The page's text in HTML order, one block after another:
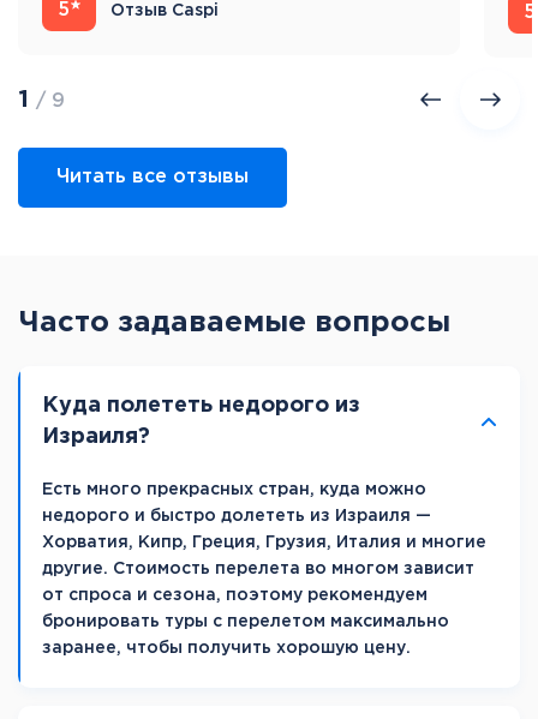
5 Отзыв Caspi 5
1 / 9
Читать все отзывы
Часто задаваемые вопросы
Куда полететь недорого из
Израиля?
Есть много прекрасных стран, куда можно
недорого и быстро долететь из Израиля —
Хорватия, Кипр, Греция, Грузия, Италия и многие
другие. Стоимость перелета во многом зависит
от спроса и сезона, поэтому рекомендуем
бронировать туры с перелетом максимально
заранее, чтобы получить хорошую цену.